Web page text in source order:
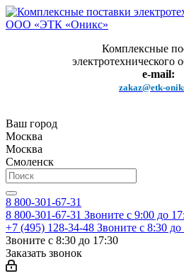
Комплексные
электротехнического
e-mail:
zakaz@etk-
Ваш город
Москва
Москва
Смоленск
8 800-301-67-31
8 800-301-67-31 Звоните с 9:00 до
+7 (495) 128-34-48 Звоните с 8:30 до
Звоните с 8:30 до 17:30
Заказать звонок